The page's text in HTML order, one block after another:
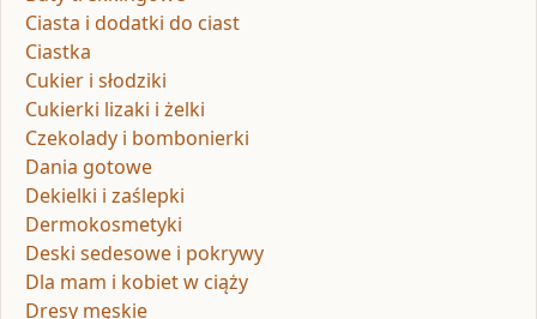
Ciasta i dodatki do ciast
Ciastka
Cukier i słodziki
Cukierki lizaki i żelki
Czekolady i bombonierki
Dania gotowe
Dekielki i zaślepki
Dermokosmetyki
Deski sedesowe i pokrywy
Dla mam i kobiet w ciąży
Dresy męskie